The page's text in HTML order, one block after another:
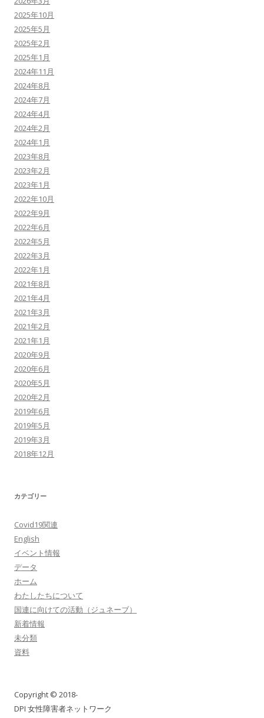
2025年10月
2025年5月
2025年2月
2025年1月
2024年11月
2024年8月
2024年7月
2024年4月
2024年2月
2024年1月
2023年8月
2023年2月
2023年1月
2022年10月
2022年9月
2022年6月
2022年5月
2022年3月
2022年1月
2021年8月
2021年4月
2021年3月
2021年2月
2021年1月
2020年9月
2020年6月
2020年5月
2020年2月
2019年6月
2019年5月
2019年3月
2018年12月
カテゴリー
Covid19関連
English
イベント情報
データ
ホーム
わたしたちについて
国連に向けての活動（ジュネーブ）
新着情報
未分類
資料
Copyright © 2018-
DPI 女性障害者ネットワーク